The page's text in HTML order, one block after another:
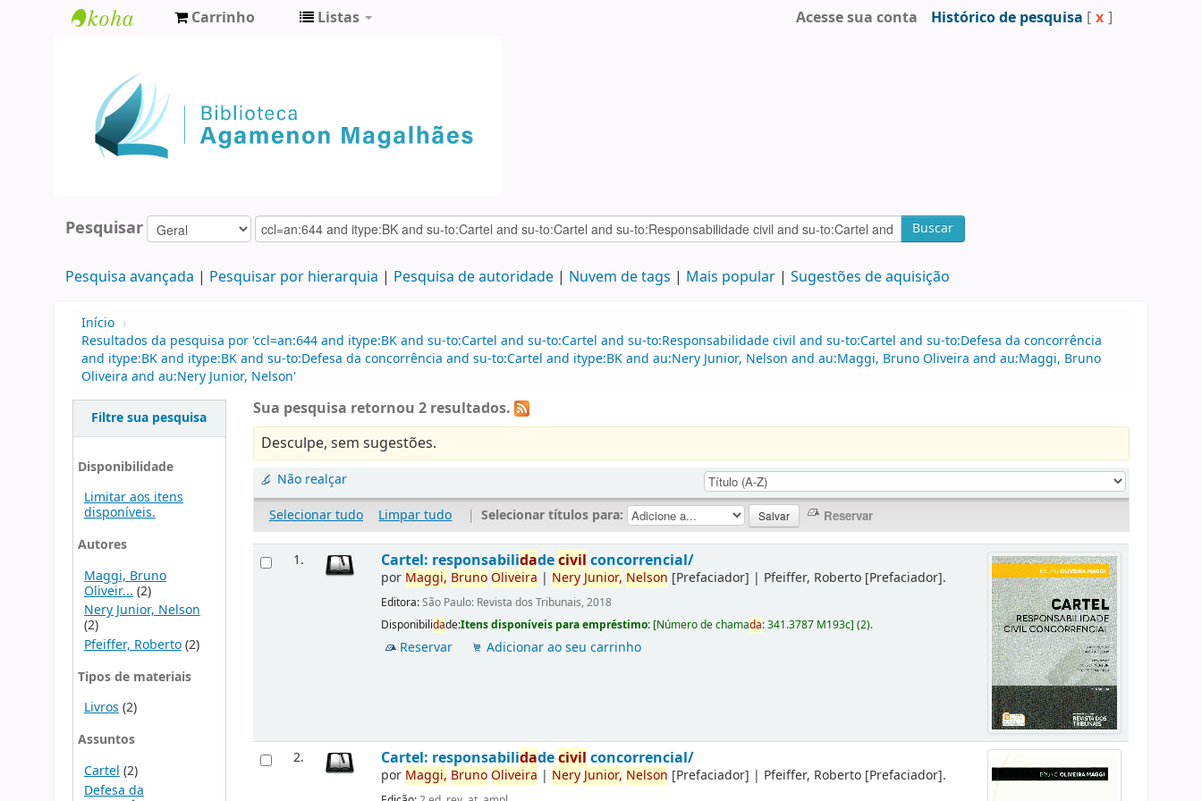
Agamenon
Magalhães
Carrinho Listas Acesse sua conta Histórico de pesquisa [ x ]
Pesquisar Buscar
Pesquisa avançada Pesquisar por hierarquia Pesquisa de autoridade Nuvem de tags Mais popular Sugestões de aquisição
Início ›
Resultados da pesquisa por 'ccl=an:644 and itype:BK and su-to:Cartel and su-to:Cartel and su-to:Responsabilidade civil and su-to:Cartel and su-to:Defesa da concorrência
and itype:BK and itype:BK and su-to:Defesa da concorrência and su-to:Cartel and itype:BK and au:Nery Junior, Nelson and au:Maggi, Bruno Oliveira and au:Maggi, Bruno
Oliveira and au:Nery Junior, Nelson'
Filtre sua pesquisa
Disponibilidade
Limitar aos itens
disponíveis.
Autores
Maggi, Bruno
Oliveir... (2)
Nery Junior, Nelson
(2)
Pfeiffer, Roberto(2)
Tipos de materiais
Livros(2)
Assuntos
Cartel (2)
Defesa da
Sua pesquisa retornou 2 resultados.
Desculpe, sem sugestões.
Não realçar
Selecionar tudo
Limpar tudo | Selecionar títulos para:
1. Cartel: responsabilidadecivil concorrencial/
por Maggi, BrunoOliveira | NeryJunior, Nelson [Prefaciador] | Pfeiffer, Roberto [Prefaciador].
Editora:São Paulo: Revista dos Tribunais, 2018
Disponibilidade:Itens disponíveis para empréstimo: [Número de chamada:341.3787 M193c](2).
Reservar Adicionar ao seu carrinho
2. Cartel: responsabilidadecivil concorrencial/
por Maggi, BrunoOliveira | NeryJunior, Nelson [Prefaciador] | Pfeiffer, Roberto [Prefaciador].